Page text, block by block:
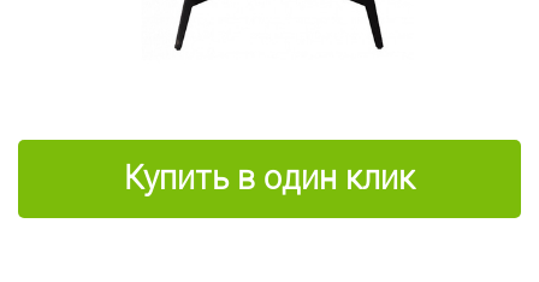
Купить в один клик